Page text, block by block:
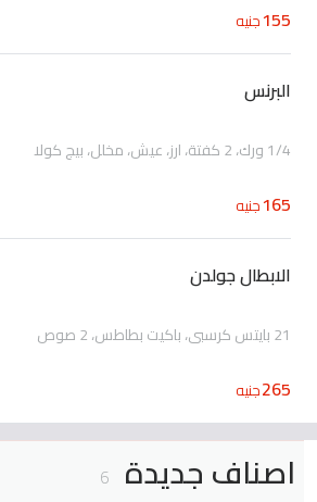
155جنيه
البرنس
1/4 ورك، 2 كفتة، ارز، عيش، مخلل، بيج كولا
165جنيه
الابطال جولدن
21 بايتس كرسبي، باكيت بطاطس، 2 صوص
265جنيه
اصناف جديدة 6